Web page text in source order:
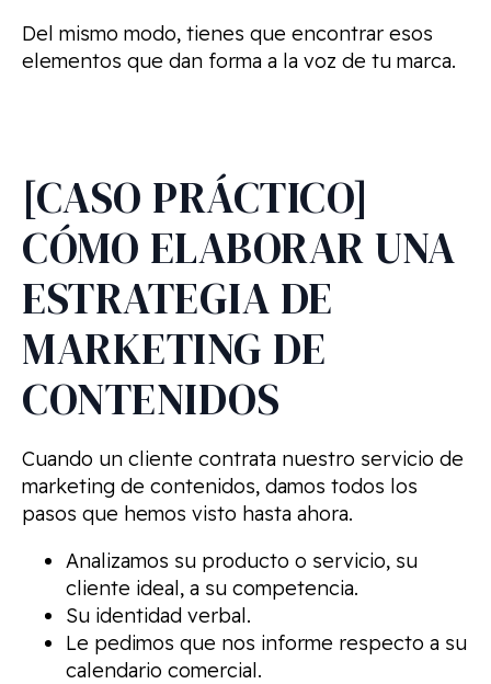
Del mismo modo, tienes que encontrar esos
elementos que dan forma a la voz de tu marca.
[CASO PRÁCTICO]
CÓMO ELABORAR UNA
ESTRATEGIA DE
MARKETING DE
CONTENIDOS
Cuando un cliente contrata nuestro servicio de
marketing de contenidos, damos todos los
pasos que hemos visto hasta ahora.
Analizamos su producto o servicio, su
cliente ideal, a su competencia.
Su identidad verbal.
Le pedimos que nos informe respecto a su
calendario comercial.